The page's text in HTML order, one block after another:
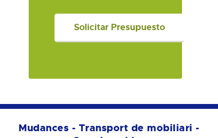
Mudances - Transport de mobiliari -